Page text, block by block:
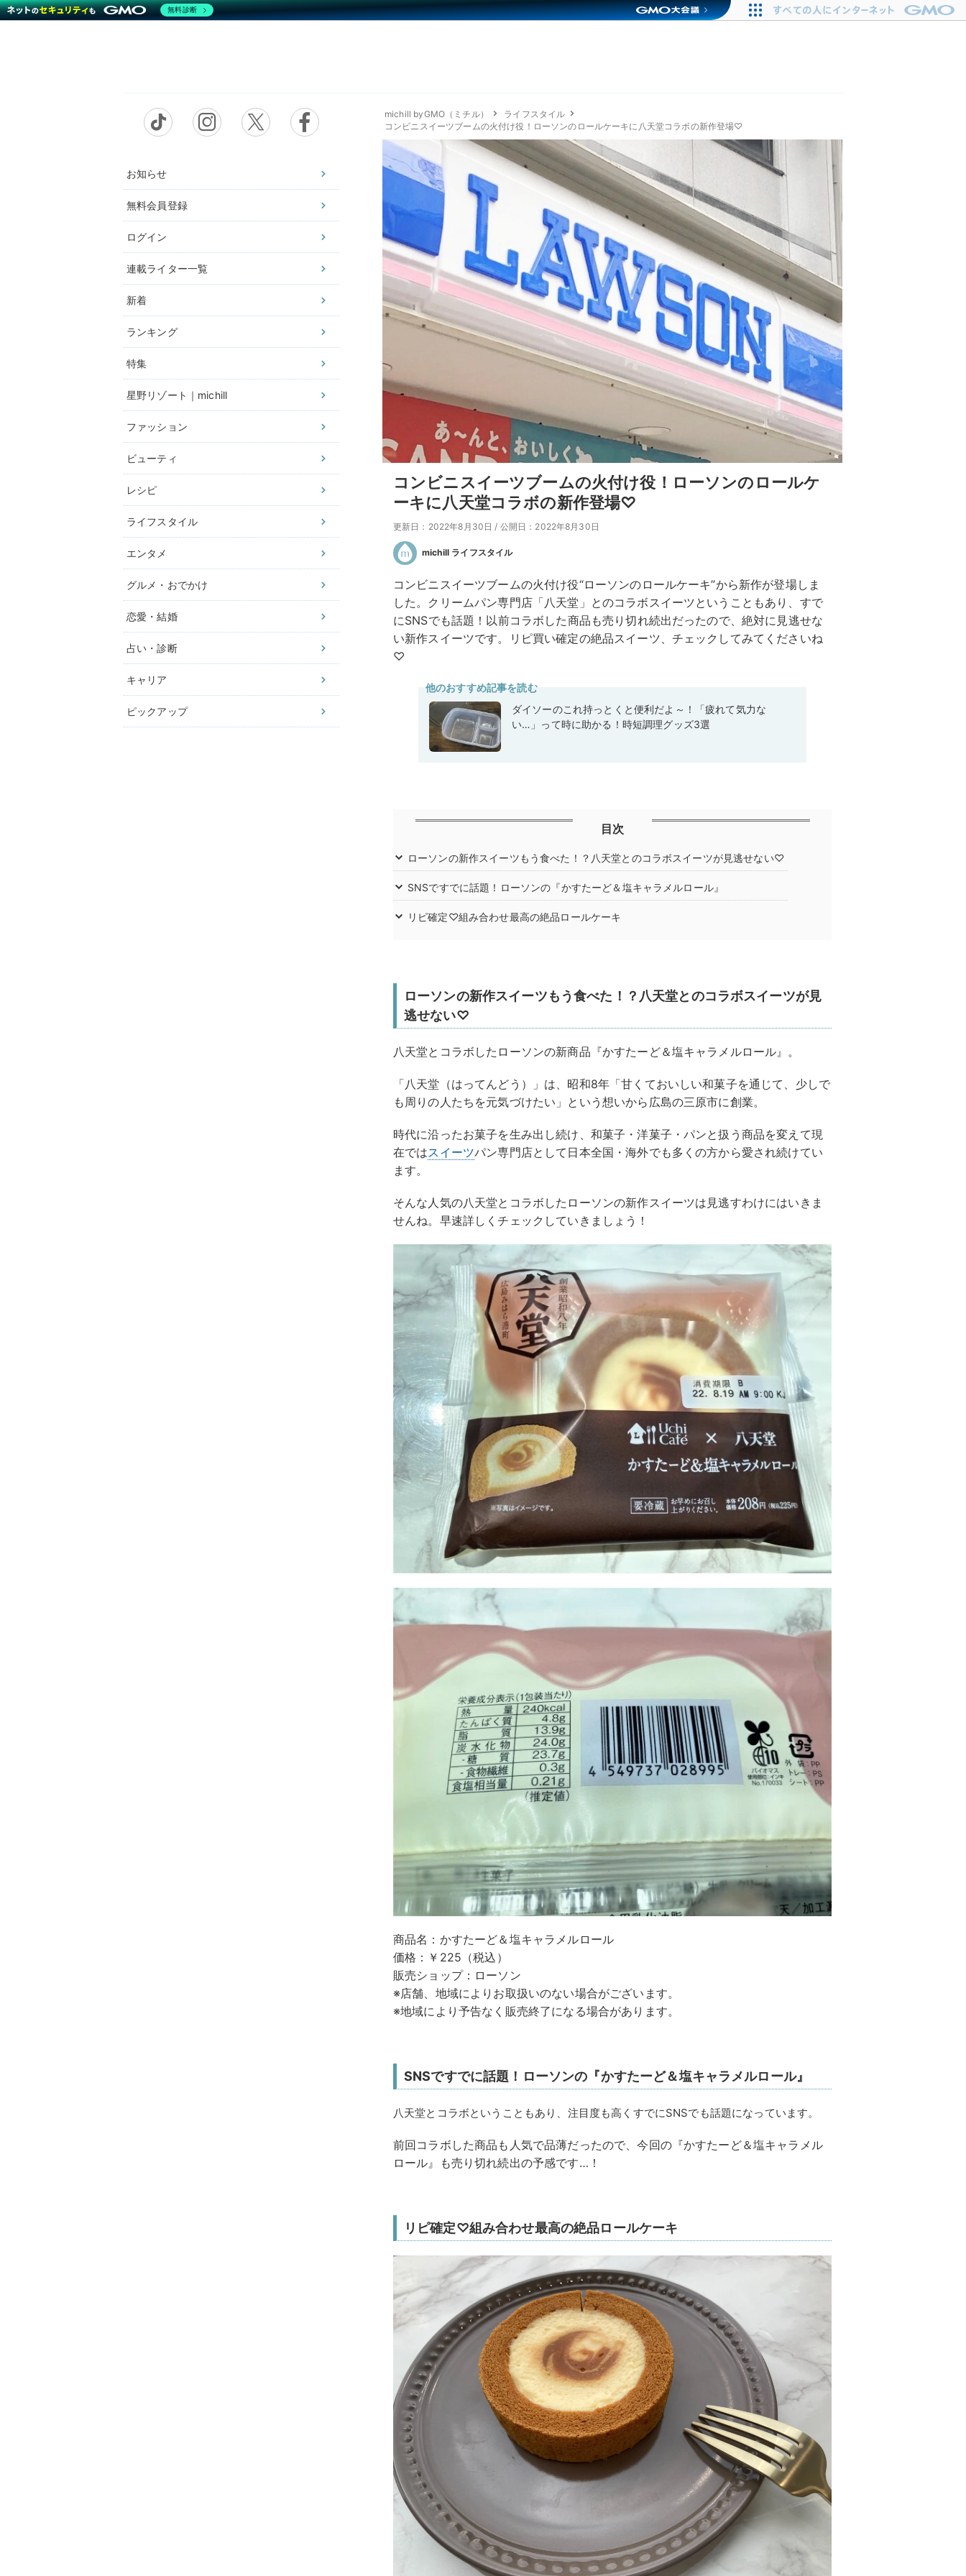
お知らせ
無料会員登録
ログイン
連載ライター一覧
新着
ランキング
特集
星野リゾート｜michill
ファッション
ビューティ
レシピ
ライフスタイル
エンタメ
グルメ・おでかけ
恋愛・結婚
占い・診断
キャリア
ピックアップ
michill byGMO（ミチル）
ライフスタイル
コンビニスイーツブームの火付け役！ローソンのロールケーキに八天堂コラボの新作登場♡
コンビニスイーツブームの火付け役！ローソンのロールケ
ーキに八天堂コラボの新作登場♡
更新日：2022年8月30日 / 公開日：2022年8月30日
michill ライフスタイル
コンビニスイーツブームの火付け役“ローソンのロールケーキ”から新作が登場しま
した。クリームパン専門店「八天堂」とのコラボスイーツということもあり、すで
にSNSでも話題！以前コラボした商品も売り切れ続出だったので、絶対に見逃せな
い新作スイーツです。リピ買い確定の絶品スイーツ、チェックしてみてくださいね
♡
他のおすすめ記事を読む
ダイソーのこれ持っとくと便利だよ～！「疲れて気力な
い…」って時に助かる！時短調理グッズ3選
目次
ローソンの新作スイーツもう食べた！？八天堂とのコラボスイーツが見逃せない♡
SNSですでに話題！ローソンの『かすたーど＆塩キャラメルロール』
リピ確定♡組み合わせ最高の絶品ロールケーキ
ローソンの新作スイーツもう食べた！？八天堂とのコラボスイーツが見
逃せない♡
八天堂とコラボしたローソンの新商品『かすたーど＆塩キャラメルロール』。
「八天堂（はってんどう）」は、昭和8年「甘くておいしい和菓子を通じて、少しで
も周りの人たちを元気づけたい」という想いから広島の三原市に創業。
時代に沿ったお菓子を生み出し続け、和菓子・洋菓子・パンと扱う商品を変えて現
在ではスイーツパン専門店として日本全国・海外でも多くの方から愛され続けてい
ます。
そんな人気の八天堂とコラボしたローソンの新作スイーツは見逃すわけにはいきま
せんね。早速詳しくチェックしていきましょう！
商品名：かすたーど＆塩キャラメルロール
価格：￥225（税込）
販売ショップ：ローソン
※店舗、地域によりお取扱いのない場合がございます。
※地域により予告なく販売終了になる場合があります。
SNSですでに話題！ローソンの『かすたーど＆塩キャラメルロール』
八天堂とコラボということもあり、注目度も高くすでにSNSでも話題になっています。
前回コラボした商品も人気で品薄だったので、今回の『かすたーど＆塩キャラメル
ロール』も売り切れ続出の予感です…！
リピ確定♡組み合わせ最高の絶品ロールケーキ
無料診断